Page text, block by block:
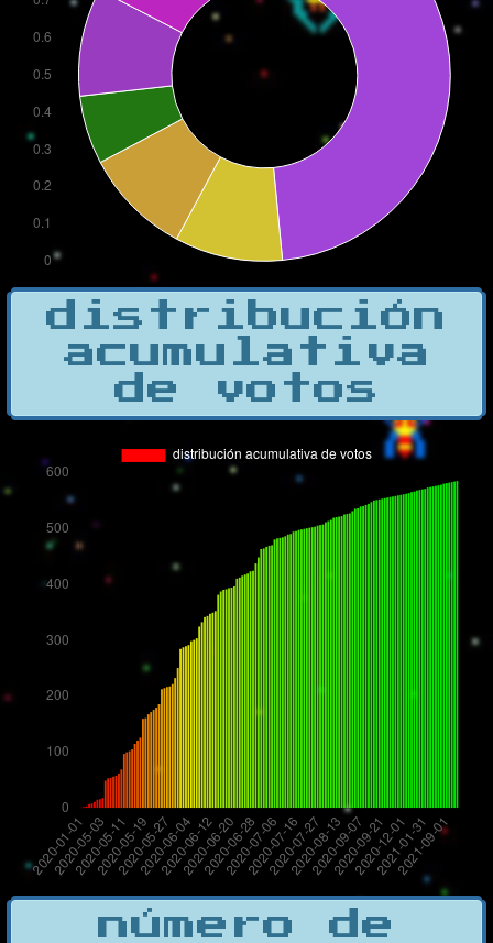
distribución
acumulativa
de votos
número de